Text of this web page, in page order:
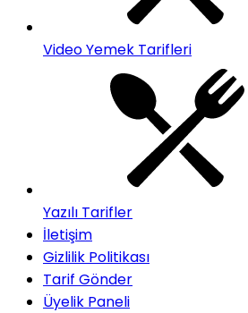
Video Yemek Tarifleri
Yazılı Tarifler
İletişim
Gizlilik Politikası
Tarif Gönder
Üyelik Paneli